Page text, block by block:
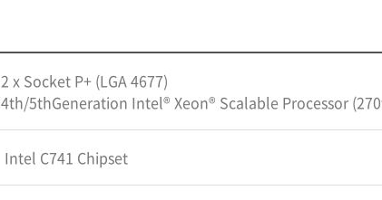
2 x Socket P+ (LGA 4677)
4th/5thGeneration Intel® Xeon® Scalable Processor
Intel C741 Chipset